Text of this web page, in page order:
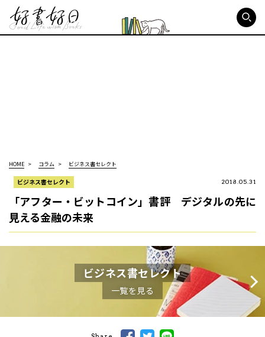
HOME コラム ビジネス書セレクト
ビジネス書セレクト 2018.05.31
「アフター・ビットコイン」書評 デジタルの先に
見える金融の未来
ビジネス書セレクト
一覧を見る